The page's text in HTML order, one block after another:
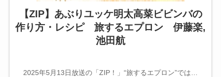
【ZIP】あぶりユッケ明太高菜ビビンバの
作り方・レシピ 旅するエプロン 伊藤楽,
池田航
2025年5月13日放送の「ZIP！」“旅するエプロン”では…